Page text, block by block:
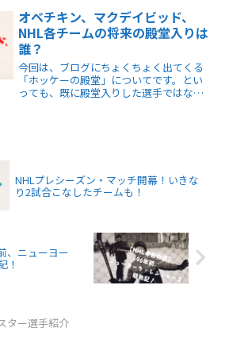
スト・スターが3人の中で尤もランキング
上位であること。
オベチキン、マクデイビッド、
NHL各チームの将来の殿堂入りは
誰？
今回は、ブログにちょくちょく出てくる
「ホッケーの殿堂」についてです。とい
っても、既に殿堂入りした選手ではな
NHLプレシーズン・マッチ開幕！いきな
り2試合こなしたチームも！
、ニューヨー
！
ター選手紹介